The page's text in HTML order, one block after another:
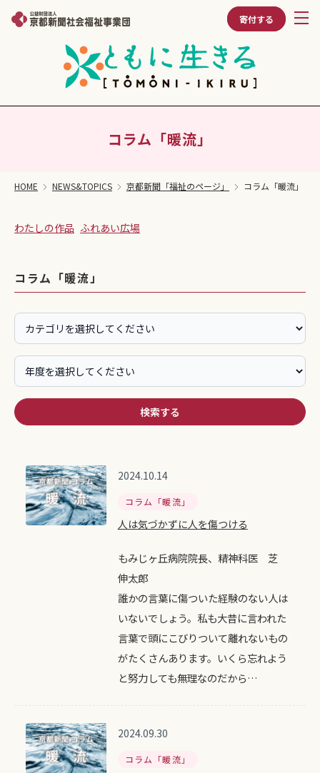
寄付する
コラム「暖流」
HOME NEWS&TOPICS 京都新聞「福祉のページ」 コラム「暖流」
わたしの作品 ふれあい広場
コラム「暖流」
検索する
2024.10.14
コラム「暖流」
人は気づかずに人を傷つける
もみじヶ丘病院院長、精神科医 芝
伸太郎
誰かの言葉に傷ついた経験のない人は
いないでしょう。私も大昔に言われた
言葉で頭にこびりついて離れないもの
がたくさんあります。いくら忘れよう
と努力しても無理なのだから…
2024.09.30
コラム「暖流」